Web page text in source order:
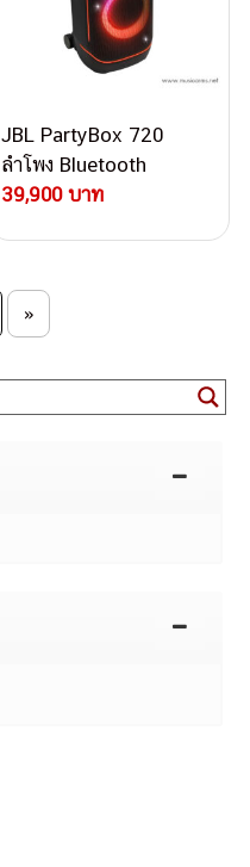
JBL PartyBox 720
ลำโพง Bluetooth
39,900 บาท
»